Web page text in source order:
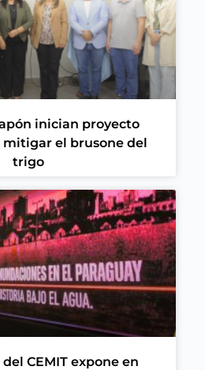
inician proyecto
el brusone del
trigo
CEMIT expone en